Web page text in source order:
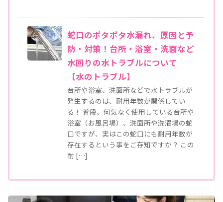
蛇口のポタポタ水漏れ、原因と予
防・対策！台所・浴室・洗面など
水回りの水トラブルについて
【水のトラブル】
台所や浴室、洗面所などで水トラブルが
発生するのは、耐用年数が関係してい
る！ 普段、何気なく使用している台所や
浴室（お風呂場）、洗面所や洗濯場の蛇
口ですが、実はこの蛇口にも耐用年数が
存在するという事をご存知ですか？ この
耐 […]